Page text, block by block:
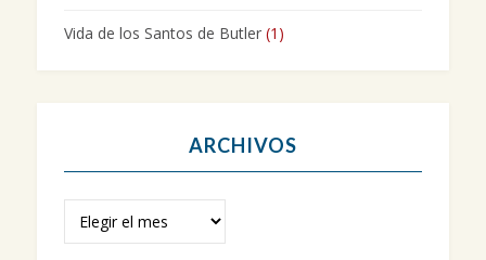
Vida de los Santos de Butler(1)
ARCHIVOS